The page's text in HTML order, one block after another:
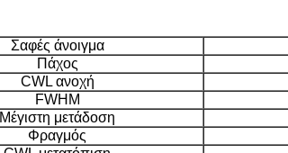
Σαφές άνοιγμα
Πάχος
CWL ανοχή
FWHM
Μέγιστη μετάδοση
Φραγμός